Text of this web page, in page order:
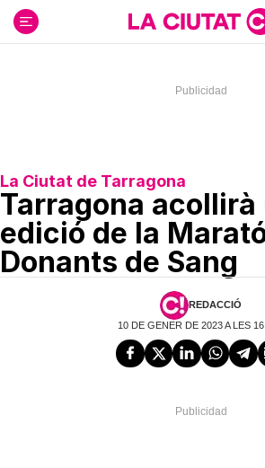
contenido
La Ciutat de Tarragona
Tarragona acollirà
edició de la
Donants de Sang
REDACCIÓ
10 DE GENER DE 2023 A LES